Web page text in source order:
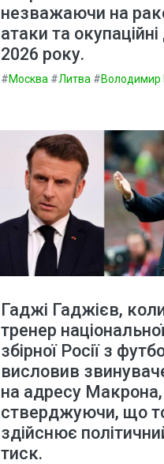
незважаючи на
атаки та окупаційні
2026 року.
#Москва #Литва #Володимир
Гаджі Гаджієв,
тренер
збірної Росії з
висловив
на адресу Макрона,
стверджуючи, що
здійснює
тиск.